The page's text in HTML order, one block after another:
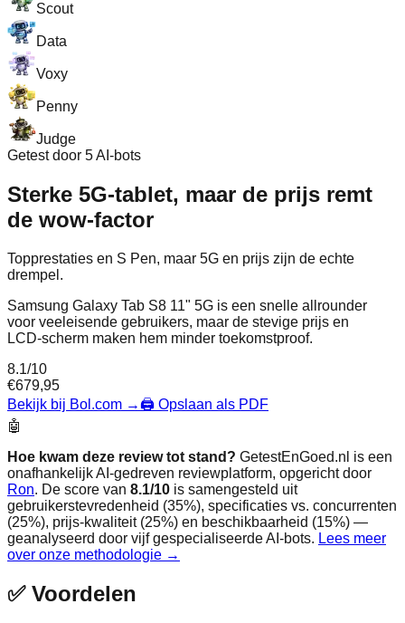
Scout
Data
Voxy
Penny
Judge
Getest door 5 AI-bots
Sterke 5G‑tablet, maar de prijs remt
de wow-factor
Topprestaties en S Pen, maar 5G en prijs zijn de echte
drempel.
Samsung Galaxy Tab S8 11" 5G is een snelle allrounder
voor veeleisende gebruikers, maar de stevige prijs en
LCD‑scherm maken hem minder toekomstproof.
8.1/10
€679,95
Bekijk bij Bol.com →🖨️ Opslaan als PDF
🤖
Hoe kwam deze review tot stand? GetestEnGoed.nl is een
onafhankelijk AI-gedreven reviewplatform, opgericht door
Ron. De score van 8.1/10 is samengesteld uit
gebruikerstevredenheid (35%), specificaties vs. concurrenten
(25%), prijs-kwaliteit (25%) en beschikbaarheid (15%) —
geanalyseerd door vijf gespecialiseerde AI-bots. Lees meer
over onze methodologie →
✅Voordelen